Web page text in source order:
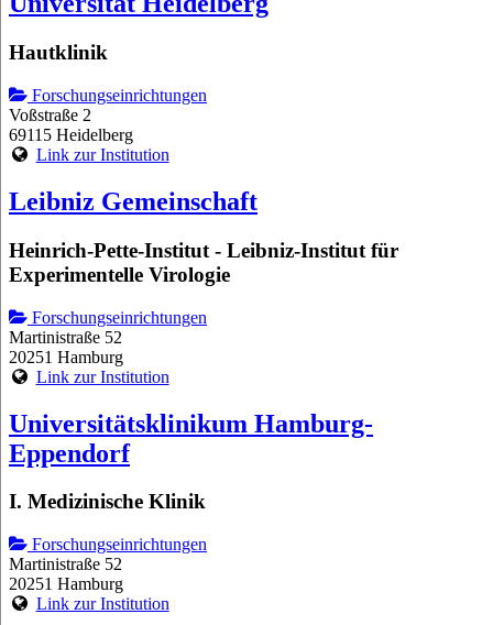
Hautklinik
Forschungseinrichtungen
Voßstraße 2
69115 Heidelberg
Link zur Institution
Leibniz Gemeinschaft
Heinrich-Pette-Institut - Leibniz-Institut für
Experimentelle Virologie
Forschungseinrichtungen
Martinistraße 52
20251 Hamburg
Link zur Institution
Universitätsklinikum Hamburg-
Eppendorf
I. Medizinische Klinik
Forschungseinrichtungen
Martinistraße 52
20251 Hamburg
Link zur Institution